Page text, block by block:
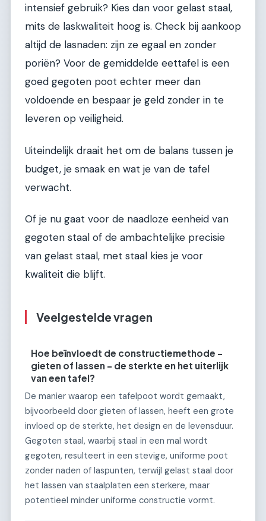
intensief gebruik? Kies dan voor gelast staal,
mits de laskwaliteit hoog is. Check bij aankoop
altijd de lasnaden: zijn ze egaal en zonder
poriën? Voor de gemiddelde eettafel is een
goed gegoten poot echter meer dan
voldoende en bespaar je geld zonder in te
leveren op veiligheid.
Uiteindelijk draait het om de balans tussen je
budget, je smaak en wat je van de tafel
verwacht.
Of je nu gaat voor de naadloze eenheid van
gegoten staal of de ambachtelijke precisie
van gelast staal, met staal kies je voor
kwaliteit die blijft.
Veelgestelde vragen
Hoe beïnvloedt de constructiemethode –
gieten of lassen – de sterkte en het uiterlijk
van een tafel?
De manier waarop een tafelpoot wordt gemaakt,
bijvoorbeeld door gieten of lassen, heeft een grote
invloed op de sterkte, het design en de levensduur.
Gegoten staal, waarbij staal in een mal wordt
gegoten, resulteert in een stevige, uniforme poot
zonder naden of laspunten, terwijl gelast staal door
het lassen van staalplaten een sterkere, maar
potentieel minder uniforme constructie vormt.